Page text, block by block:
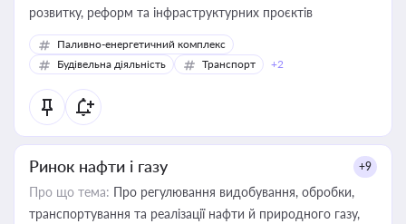
розвитку, реформ та інфраструктурних проєктів
Паливно-енергетичний комплекс
Будівельна діяльність
Транспорт +2
Ринок нафти і газу +9
Про що тема: Про регулювання видобування, обробки,
транспортування та реалізації нафти й природного газу,